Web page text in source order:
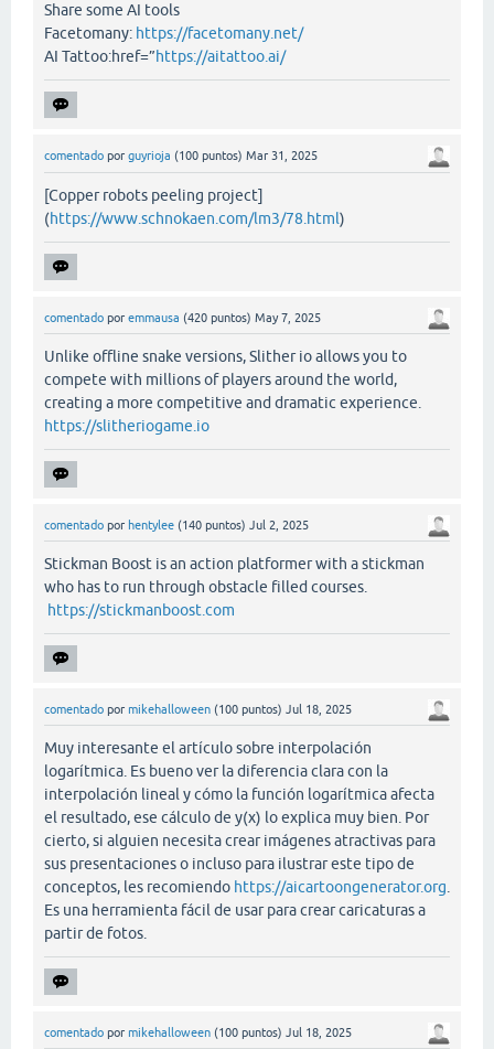
Share some AI tools
Facetomany: https://facetomany.net/
AI Tattoo:href=”https://aitattoo.ai/
comentado por guyrioja (100 puntos) Mar 31, 2025
[Copper robots peeling project]
(https://www.schnokaen.com/lm3/78.html)
comentado por emmausa (420 puntos) May 7, 2025
Unlike offline snake versions, Slither io allows you to
compete with millions of players around the world,
creating a more competitive and dramatic experience.
https://slitheriogame.io
comentado por hentylee (140 puntos) Jul 2, 2025
Stickman Boost is an action platformer with a stickman
who has to run through obstacle filled courses.
https://stickmanboost.com
comentado por mikehalloween (100 puntos) Jul 18, 2025
Muy interesante el artículo sobre interpolación
logarítmica. Es bueno ver la diferencia clara con la
interpolación lineal y cómo la función logarítmica afecta
el resultado, ese cálculo de y(x) lo explica muy bien. Por
cierto, si alguien necesita crear imágenes atractivas para
sus presentaciones o incluso para ilustrar este tipo de
conceptos, les recomiendo https://aicartoongenerator.org
Es una herramienta fácil de usar para crear caricaturas a
partir de fotos.
comentado por mikehalloween (100 puntos) Jul 18, 2025